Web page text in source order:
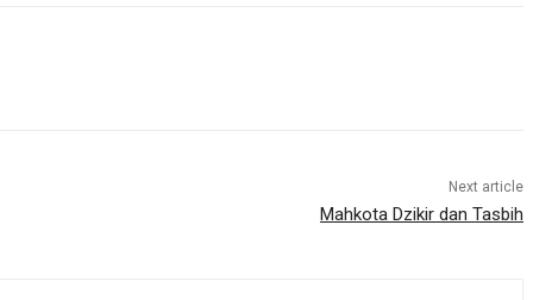
Next article
Mahkota Dzikir dan Tasbih